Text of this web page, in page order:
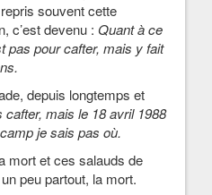
souvent cette
c’est devenu : Quantà ce
pas pour cafter, mais y fait
depuis longtemps et
cafter, mais le 18 avril 1988
je sais pas où.
mort et ces salauds de
peu partout, la mort.